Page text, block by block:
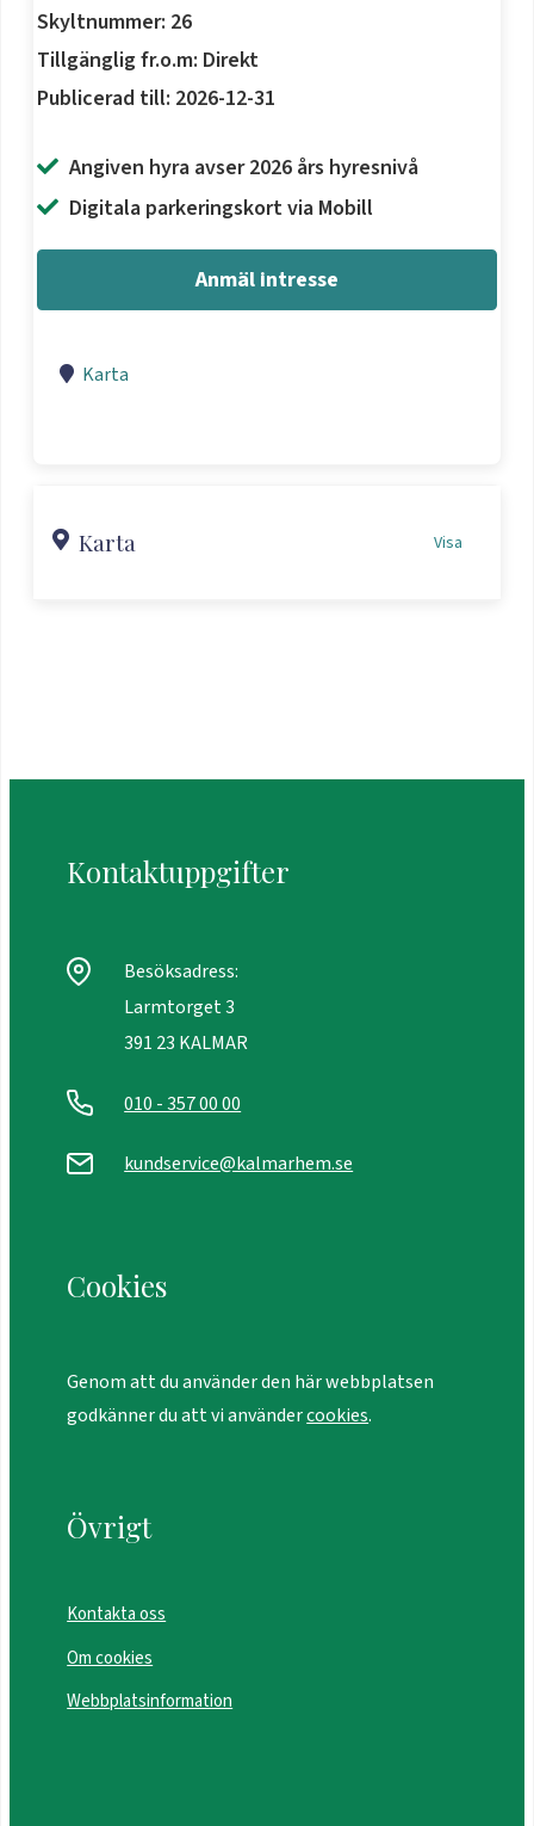
Skyltnummer: 26
Tillgänglig fr.o.m: Direkt
Publicerad till: 2026-12-31
Angiven hyra avser 2026 års hyresnivå
Digitala parkeringskort via Mobill
Anmäl intresse
Karta
Karta Visa
Kontaktuppgifter
Besöksadress:
Larmtorget 3
391 23 KALMAR
010 - 357 00 00
kundservice@kalmarhem.se
Cookies
Genom att du använder den här webbplatsen
godkänner du att vi användercookies.
Övrigt
Kontakta oss
Om cookies
Webbplatsinformation